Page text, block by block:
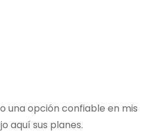
una opción confiable en mis
aquí sus planes.